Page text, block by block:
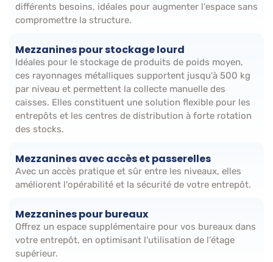
différents besoins, idéales pour augmenter l'espace sans
compromettre la structure.
Mezzanines pour stockage lourd
Idéales pour le stockage de produits de poids moyen,
ces rayonnages métalliques supportent jusqu'à 500 kg
par niveau et permettent la collecte manuelle des
caisses. Elles constituent une solution flexible pour les
entrepôts et les centres de distribution à forte rotation
des stocks.
Mezzanines avec accès et passerelles
Avec un accès pratique et sûr entre les niveaux, elles
améliorent l'opérabilité et la sécurité de votre entrepôt.
Mezzanines pour bureaux
Offrez un espace supplémentaire pour vos bureaux dans
votre entrepôt, en optimisant l'utilisation de l'étage
supérieur.